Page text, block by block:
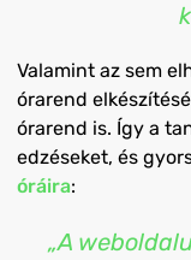
Valamint az sem
órarend
órarend is. Így a
edzéseket, és
óráira:
„A